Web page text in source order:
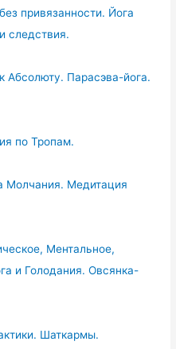
привязанности. Йога
следствия.
Абсолюту. Парасэва-йога.
по Тропам.
Молчания. Медитация
Ментальное,
и Голодания. Овсянка-
Шаткармы.